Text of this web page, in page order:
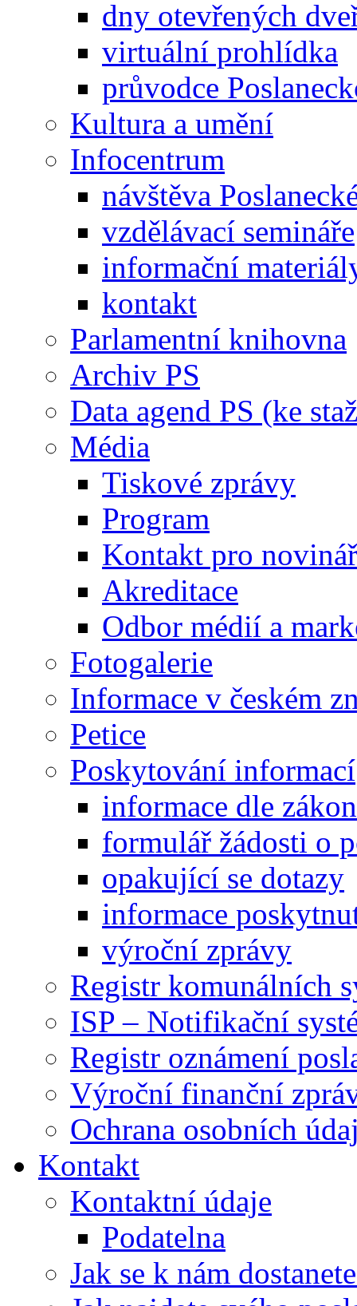
dny otevřených
virtuální prohlídka
průvodce
Kultura a umění
Infocentrum
návštěva
vzdělávací semináře
informační
kontakt
Parlamentní knihovna
Archiv PS
Data agend PS (ke
Média
Tiskové zprávy
Program
Kontakt pro
Akreditace
Odbor médií a
Fotogalerie
Informace v českém
Petice
Poskytování informací
informace dle
formulář žádosti o
opakující se dotazy
informace
výroční zprávy
Registr komunálních
ISP – Notifikační
Registr oznámení
Výroční finanční
Ochrana osobních
Kontakt
Kontaktní údaje
Podatelna
Jak se k nám